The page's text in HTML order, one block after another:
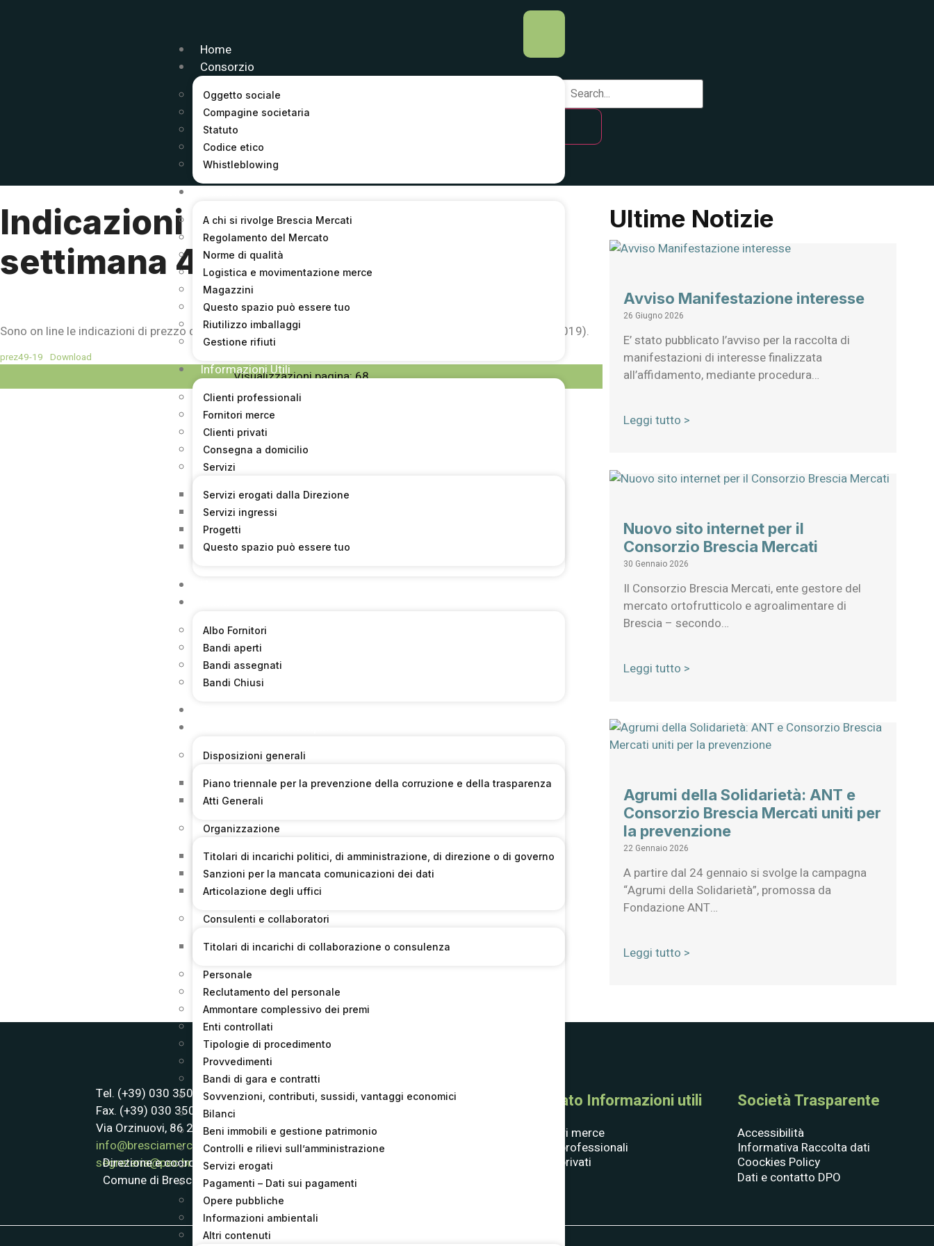
Home
Consorzio
Oggetto sociale
Compagine societaria
Statuto
Codice etico
Whistleblowing
A chi si rivolge Brescia Mercati
Regolamento del Mercato
Norme di qualità
Logistica e movimentazione merce
Magazzini
Questo spazio può essere tuo
Riutilizzo imballaggi
Gestione rifiuti
Informazioni Utili
Clienti professionali
Fornitori merce
Clienti privati
Consegna a domicilio
Servizi
Servizi erogati dalla Direzione
Servizi ingressi
Progetti
Questo spazio può essere tuo
Albo Fornitori
Bandi aperti
Bandi assegnati
Bandi Chiusi
Disposizioni generali
Piano triennale per la prevenzione della corruzione e della trasparenza
Atti Generali
Organizzazione
Titolari di incarichi politici, di amministrazione, di direzione o di governo
Sanzioni per la mancata comunicazioni dei dati
Articolazione degli uffici
Consulenti e collaboratori
Titolari di incarichi di collaborazione o consulenza
Personale
Reclutamento del personale
Ammontare complessivo dei premi
Enti controllati
Tipologie di procedimento
Provvedimenti
Bandi di gara e contratti
Sovvenzioni, contributi, sussidi, vantaggi economici
Bilanci
Beni immobili e gestione patrimonio
Controlli e rilievi sull’amministrazione
Servizi erogati
Pagamenti – Dati sui pagamenti
Opere pubbliche
Informazioni ambientali
Altri contenuti
Indicazioni prezzi del 02/12/2019–
settimana 49/2019
Sono on line le indicazioni di prezzo del mercato di Brescia della settimana 49/2019(dati raccolti il 02/12/2019).
prez49-19 Download
Visualizzazioni pagina:68
Ultime Notizie
Avviso Manifestazione interesse
26 Giugno 2026
E’ stato pubblicato l’avviso per la raccolta di
manifestazioni di interesse finalizzata
all’affidamento, mediante procedura…
Leggi tutto >
Nuovo sito internet per il
Consorzio Brescia Mercati
30 Gennaio 2026
Il Consorzio Brescia Mercati, ente gestore del
mercato ortofrutticolo e agroalimentare di
Brescia – secondo…
Leggi tutto >
Agrumi della Solidarietà: ANT e
Consorzio Brescia Mercati uniti per
la prevenzione
22 Gennaio 2026
A partire dal 24 gennaio si svolge la campagna
“Agrumi della Solidarietà”, promossa da
Fondazione ANT…
Leggi tutto >
Tel. (+39) 030 3507611
Fax. (+39) 030 3507622
Via Orzinuovi, 86 25125 Brescia
info@bresciamercati.com
segreteria@pec.bresciamercati.com
Direzione e coordinamento:
Comune di Brescia
Consorzio
Compagine societaria
Statuto
Whistle­blowing
Contatti
Mercato Informazioni utili
Fornitori merce
Clienti professionali
Clienti privati
Società Trasparente
Accessibilità
Informativa Raccolta dati
Coockies Policy
Dati e contatto DPO